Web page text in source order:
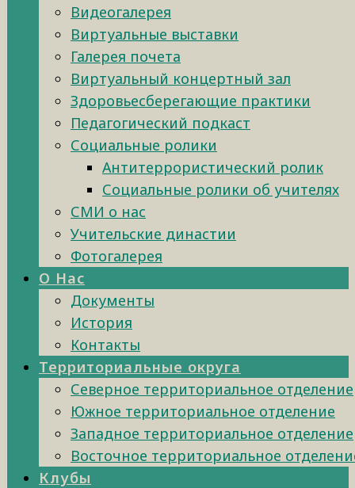
Видеогалерея
Виртуальные выставки
Галерея почета
Виртуальный концертный зал
Здоровьесберегающие практики
Педагогический подкаст
Социальные ролики
Антитеррористический ролик
Социальные ролики об учителях
СМИ о нас
Учительские династии
Фотогалерея
О Нас
Документы
История
Контакты
Территориальные округа
Северное территориальное отделение
Южное территориальное отделение
Западное территориальное отделение
Восточное территориальное
Клубы